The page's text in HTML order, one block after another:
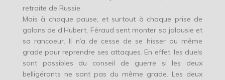
retraite de Russie.
Mais à chaque pause, et surtout à chaque prise de
galons de d’Hubert, Féraud sent monter sa jalousie et
sa rancoeur. Il n’a de cesse de se hisser au même
grade pour reprendre ses attaques. En effet, les duels
sont passibles du conseil de guerre si les deux
belligérants ne sont pas du même grade. Les deux